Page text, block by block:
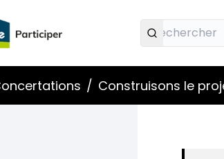
principal / Construisons le